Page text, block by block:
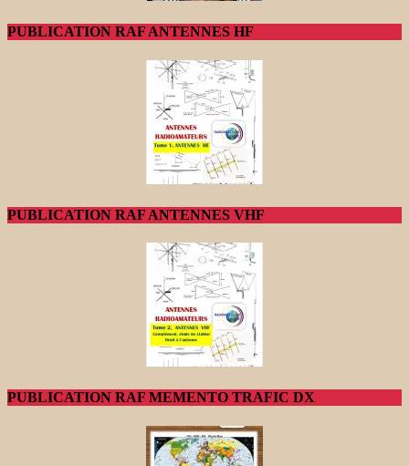
PUBLICATION RAF ANTENNES HF
PUBLICATION RAF ANTENNES VHF
PUBLICATION RAF MEMENTO TRAFIC DX